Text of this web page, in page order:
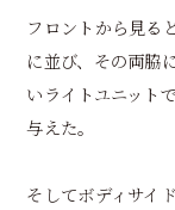
フロントから見る
に並び、その両脇
いライトユニット
与えた。
そしてボディサイ